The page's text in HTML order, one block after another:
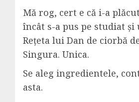
Mă rog, cert e că i-a
încât s-a pus pe studiat și
Rețeta lui Dan de ciorbă
Singura. Unica.
Se aleg ingredientele,
asta.